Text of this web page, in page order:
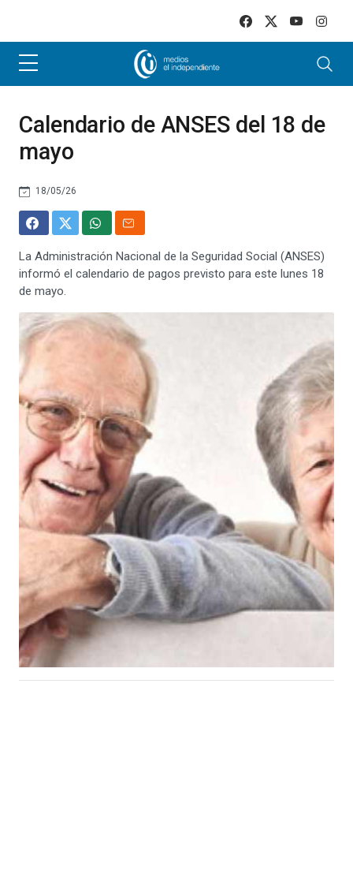
Calendario de ANSES del 18 de
mayo
18/05/26
La Administración Nacional de la Seguridad Social (ANSES)
informó el calendario de pagos previsto para este lunes 18
de mayo.